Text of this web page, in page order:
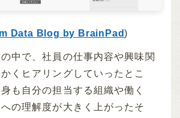
Data Blog by BrainPad)
中で、社員の仕事内容や興味関
くヒアリングしていったとこ
も自分の担当する組織や働く
の理解度が大きく上がったそ